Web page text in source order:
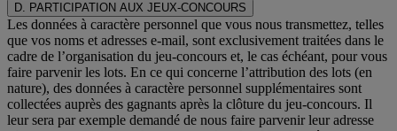
D. PARTICIPATION AUX JEUX-CONCOURS
Les données à caractère personnel que vous nous transmettez, telles
que vos noms et adresses e-mail, sont exclusivement traitées dans le
cadre de l’organisation du jeu-concours et, le cas échéant, pour vous
faire parvenir les lots. En ce qui concerne l’attribution des lots (en
nature), des données à caractère personnel supplémentaires sont
collectées auprès des gagnants après la clôture du jeu-concours. Il
leur sera par exemple demandé de nous faire parvenir leur adresse